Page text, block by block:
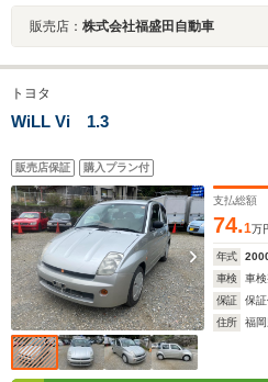
販売店： 株式会社福盛田自動車
トヨタ
WiLL Vi 1.3
販売店保証 購入プラン付
支払総額
74.1万
年式
車検
車
保証
保
住所
福